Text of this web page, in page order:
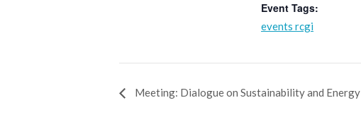
Event Tags:
events rcgi
Meeting: Dialogue on Sustainability and Energy